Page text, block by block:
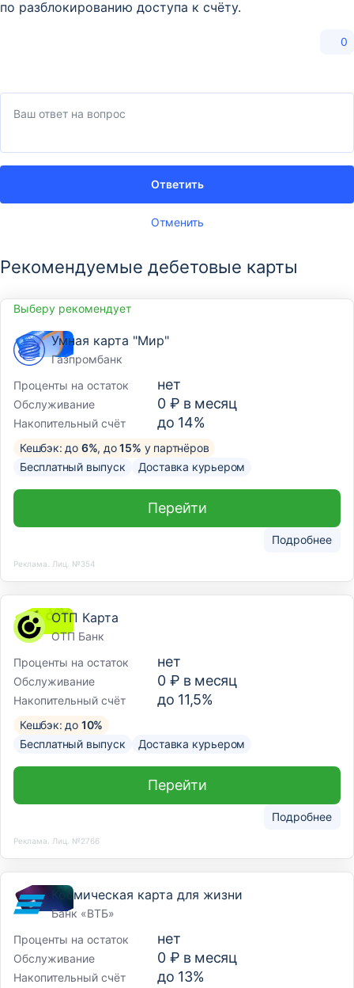
по разблокированию доступа к счёту.
0
Отменить
Ответить
Рекомендуемые дебетовые карты
Выберу рекомендует
Умная карта "Мир"
Газпромбанк
Проценты на остаток
нет
Обслуживание 0 ₽ в месяц
Накопительный счёт до 14%
Кешбэк: до 6%, до15% у партнёров
Бесплатный выпуск
Доставка курьером
Подробнее
Перейти
Реклама. Лиц. №354
ОТП Карта
ОТП Банк
Проценты на остаток
нет
Обслуживание 0 ₽ в месяц
Накопительный счёт до 11,5%
Кешбэк: до 10%
Бесплатный выпуск
Доставка курьером
Подробнее
Перейти
Реклама. Лиц. №2766
Космическая карта для жизни
Банк «ВТБ»
Проценты на остаток
нет
Обслуживание 0 ₽ в месяц
Накопительный счёт до 13%